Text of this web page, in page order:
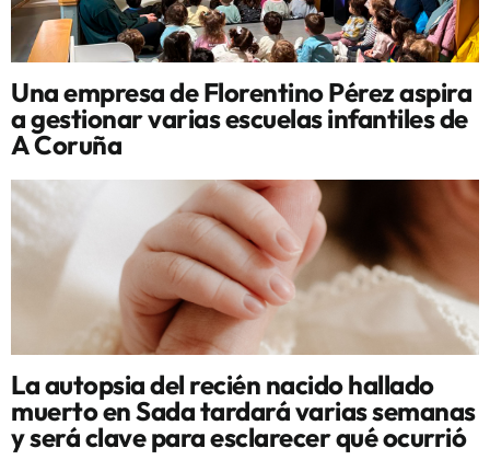
Una empresa de Florentino Pérez aspira
a gestionar varias escuelas infantiles de
A Coruña
La autopsia del recién nacido hallado
muerto en Sada tardará varias semanas
y será clave para esclarecer qué ocurrió